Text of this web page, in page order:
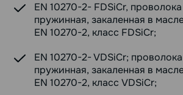
EN 10270-2- FDSiCr, проволока
пружинная, закаленная в
EN 10270-2, класс FDSiCr;
EN 10270-2- VDSiCr;
пружинная, закаленная в
EN 10270-2, класс VDSiCr;